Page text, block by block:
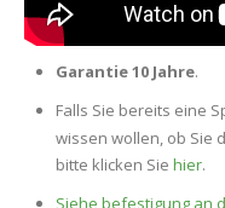
Garantie 10 Jahre.
Falls Sie bereits eine
wissen wollen, ob Sie
bitte klicken Sie hier.